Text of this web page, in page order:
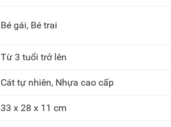
Bé gái, Bé trai
Từ 3 tuổi trở lên
Cát tự nhiên, Nhựa cao cấp
33 x 28 x 11 cm